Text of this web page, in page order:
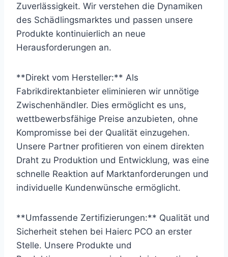
Zuverlässigkeit. Wir verstehen die Dynamiken
des Schädlingsmarktes und passen unsere
Produkte kontinuierlich an neue
Herausforderungen an.
**Direkt vom Hersteller:** Als
Fabrikdirektanbieter eliminieren wir unnötige
Zwischenhändler. Dies ermöglicht es uns,
wettbewerbsfähige Preise anzubieten, ohne
Kompromisse bei der Qualität einzugehen.
Unsere Partner profitieren von einem direkten
Draht zu Produktion und Entwicklung, was eine
schnelle Reaktion auf Marktanforderungen und
individuelle Kundenwünsche ermöglicht.
**Umfassende Zertifizierungen:** Qualität und
Sicherheit stehen bei Haierc PCO an erster
Stelle. Unsere Produkte und